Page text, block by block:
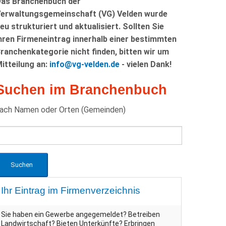
(VG) Velden wurde
strukturiert und aktualisiert. Sollten Sie
Firmeneintrag innerhalb einer bestimmten
nicht finden, bitten wir um
an: info@vg-velden.de - vielen Dank!
im Branchenbuch
Namen oder Orten (Gemeinden)
Ihr Eintrag im Firmenverzeichnis
Sie haben ein Gewerbe angegemeldet? Betreiben
Landwirtschaft? Bieten Unterkünfte? Erbringen